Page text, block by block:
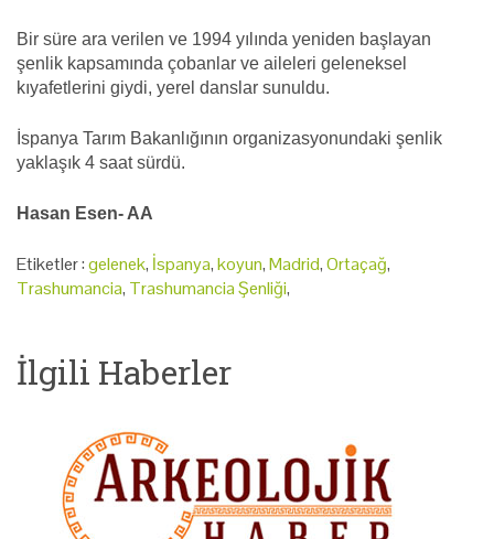
Bir süre ara verilen ve 1994 yılında yeniden başlayan
şenlik kapsamında çobanlar ve aileleri geleneksel
kıyafetlerini giydi, yerel danslar sunuldu.
İspanya Tarım Bakanlığının organizasyonundaki şenlik
yaklaşık 4 saat sürdü.
Hasan Esen- AA
Etiketler :gelenek, İspanya,koyun,Madrid,Ortaçağ,
Trashumancia, Trashumancia Şenliği,
İlgili Haberler